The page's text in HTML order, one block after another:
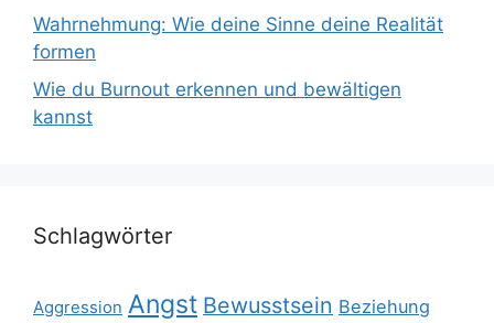
Wahrnehmung: Wie deine Sinne deine Realität
formen
Wie du Burnout erkennen und bewältigen
kannst
Schlagwörter
Aggression Angst Bewusstsein Beziehung